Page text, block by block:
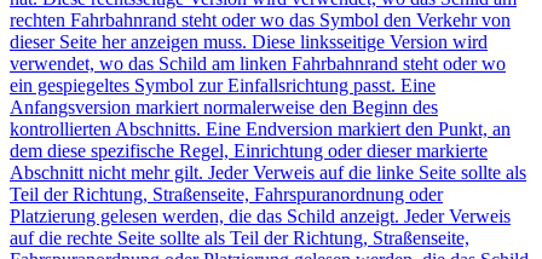
rechten Fahrbahnrand steht oder wo das Symbol den Verkehr von
dieser Seite her anzeigen muss. Diese linksseitige Version wird
verwendet, wo das Schild am linken Fahrbahnrand steht oder wo
ein gespiegeltes Symbol zur Einfallsrichtung passt. Eine
Anfangsversion markiert normalerweise den Beginn des
kontrollierten Abschnitts. Eine Endversion markiert den Punkt, an
dem diese spezifische Regel, Einrichtung oder dieser markierte
Abschnitt nicht mehr gilt. Jeder Verweis auf die linke Seite sollte als
Teil der Richtung, Straßenseite, Fahrspuranordnung oder
Platzierung gelesen werden, die das Schild anzeigt. Jeder Verweis
auf die rechte Seite sollte als Teil der Richtung, Straßenseite,